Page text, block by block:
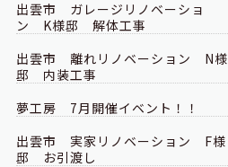
出雲市 ガレージリノベーショ
ン K様邸 解体工事
出雲市 離れリノベーション N様
邸 内装工事
夢工房 7月開催イベント！！
出雲市 実家リノベーション F様
邸 お引渡し